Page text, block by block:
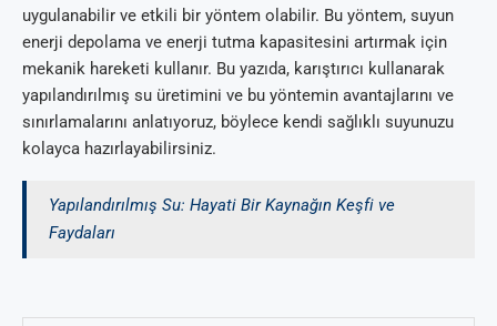
uygulanabilir ve etkili bir yöntem olabilir. Bu yöntem, suyun
enerji depolama ve enerji tutma kapasitesini artırmak için
mekanik hareketi kullanır. Bu yazıda, karıştırıcı kullanarak
yapılandırılmış su üretimini ve bu yöntemin avantajlarını ve
sınırlamalarını anlatıyoruz, böylece kendi sağlıklı suyunuzu
kolayca hazırlayabilirsiniz.
Yapılandırılmış Su: Hayati Bir Kaynağın Keşfi ve
Faydaları